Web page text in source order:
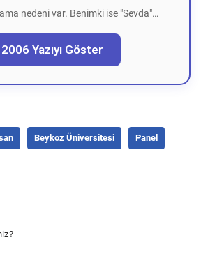
nedeni var. Benimki ise "Sevda"…
2006 Yazıyı Göster
Beykoz Üniversitesi Panel